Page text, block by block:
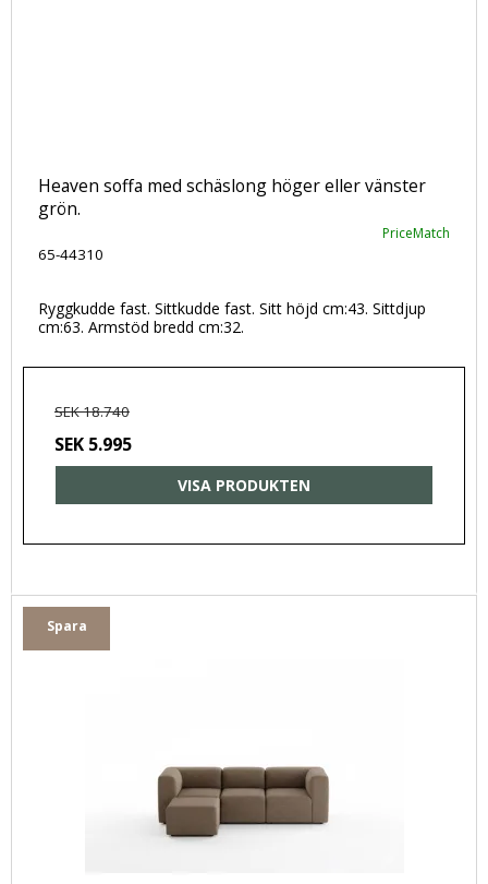
Heaven soffa med schäslong höger eller vänster
grön.
PriceMatch
65-44310
Ryggkudde fast. Sittkudde fast. Sitt höjd cm:43. Sittdjup
cm:63. Armstöd bredd cm:32.
SEK 18.740
SEK 5.995
VISA PRODUKTEN
Spara